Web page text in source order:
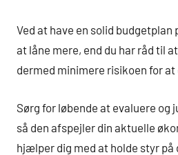
Ved at have en solid budgetplan
at låne mere, end du har råd til
dermed minimere risikoen for
Sørg for løbende at evaluere og
så den afspejler din aktuelle
hjælper dig med at holde styr